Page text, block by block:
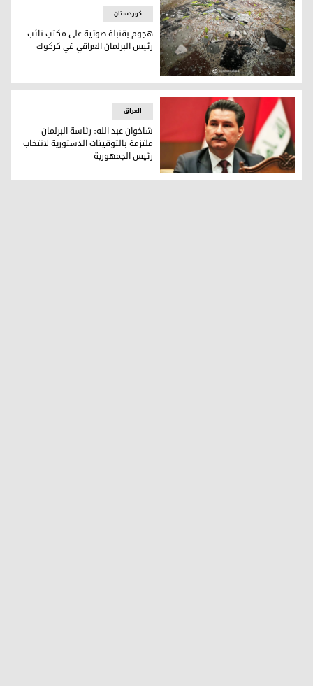
تعرض المكتب إلى أضرار - تصوير: كوردستان 24
کوردستان
هجوم بقنبلة صوتية على مكتب نائب
رئيس البرلمان العراقي في كركوك
نائب رئيس مجلس النواب العراقي شاخوان عبد الله
العراق
شاخوان عبد الله: رئاسة البرلمان
ملتزمة بالتوقيتات الدستورية لانتخاب
رئيس الجمهورية